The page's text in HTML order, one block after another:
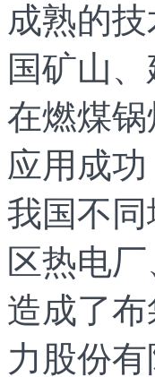
成熟的
国矿山、
在燃煤
应用成
我国不
区热电
造成了
力股份有